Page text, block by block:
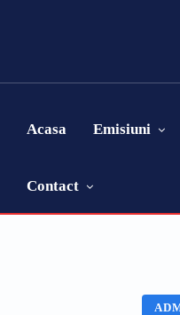
Acasa Emisiuni
Contact